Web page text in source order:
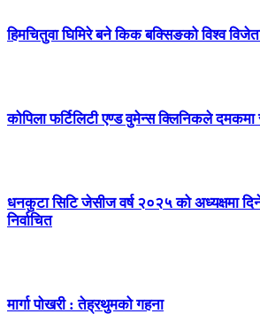
हिमचितुवा घिमिरे बने किक बक्सिङको विश्व
कोपिला फर्टिलिटी एण्ड वुमेन्स क्लिनिकले दमकमा
धनकुटा सिटि जेसीज वर्ष २०२५ को अध्यक्षमा
निर्वाचित
मार्गा पोखरी : तेह्रथुमको गहना